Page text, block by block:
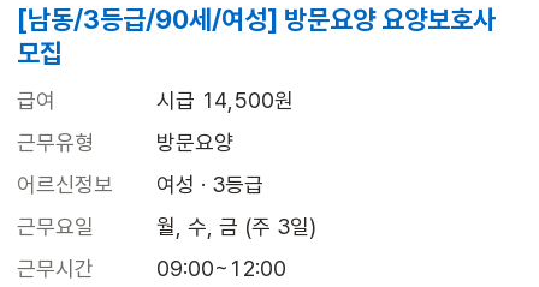
[남동/3등급/90세/여성] 방문요양 요양보호사
모집
급여
시급 14,500원
근무유형
방문요양
어르신정보
여성 · 3등급
근무요일
월, 수, 금 (주 3일)
근무시간
09:00~12:00